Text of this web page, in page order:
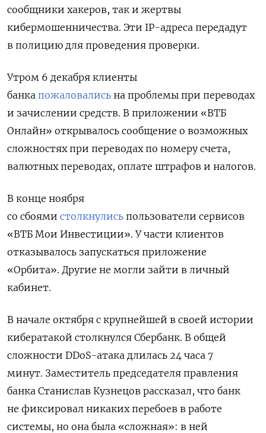
сообщники хакеров, так и жертвы
кибермошенничества. Эти IP-адреса передадут
в полицию для проведения проверки.
Утром 6 декабря клиенты
банка пожаловались на проблемы при переводах
и зачислении средств. В приложении «ВТБ
Онлайн» открывалось сообщение о возможных
сложностях при переводах по номеру счета,
валютных переводах, оплате штрафов и налогов.
В конце ноября
со сбоями столкнулись пользователи сервисов
«ВТБ Мои Инвестиции». У части клиентов
отказывалось запускаться приложение
«Орбита». Другие не могли зайти в личный
кабинет.
В начале октября с крупнейшей в своей истории
кибератакой столкнулся Сбербанк. В общей
сложности DDoS-атака длилась 24 часа 7
минут. Заместитель председателя правления
банка Станислав Кузнецов рассказал, что банк
не фиксировал никаких перебоев в работе
системы, но она была «сложная»: в ней